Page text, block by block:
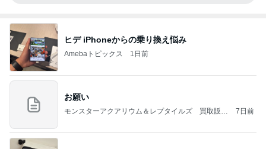
ヒデ iPhoneからの乗り換え悩み
Amebaトピックス 1日前
お願い
モンスターアクアリウム＆レプタイルズ 買取販売
7日前